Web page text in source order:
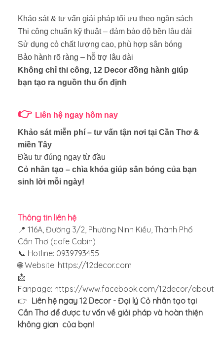
Khảo sát & tư vấn giải pháp tối ưu theo ngân sách
Thi công chuẩn kỹ thuật – đảm bảo độ bền lâu dài
Sử dụng cỏ chất lượng cao, phù hợp sân bóng
Bảo hành rõ ràng – hỗ trợ lâu dài
Không chỉ thi công, 12 Decor đồng hành giúp
bạn tạo ra nguồn thu ổn định
👉 Liên hệ ngay hôm nay
Khảo sát miễn phí – tư vấn tận nơi tại Cần Thơ &
miền Tây
Đầu tư đúng ngay từ đầu
Cỏ nhân tạo – chìa khóa giúp sân bóng của bạn
sinh lời mỗi ngày!
Thông tin liên hệ
📍 116A, Đường 3/2, Phường Ninh Kiều, Thành Phố
Cần Thơ (cafe Cabin)
📞 Hotline: 0939793455
🌐 Website: https://12decor.com
📩
Fanpage: https://www.facebook.com/12decor/about
👉 Liên hệ ngay 12 Decor - Đại lý Cỏ nhân tạo tại
Cần Thơ để được tư vấn về giải pháp và hoàn thiện
không gian của bạn!